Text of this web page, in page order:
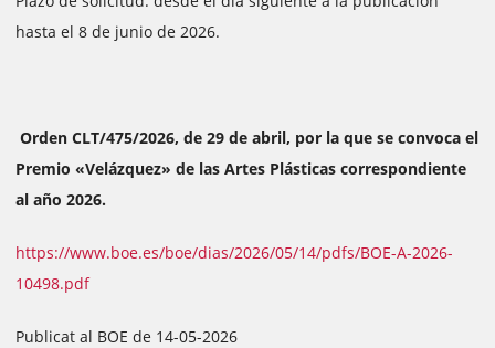
hasta el 8 de junio de 2026.
Orden CLT/475/2026, de 29 de abril, por la que se convoca el
Premio «Velázquez» de las Artes Plásticas correspondiente
al año 2026.
https://www.boe.es/boe/dias/2026/05/14/pdfs/BOE-A-2026-
10498.pdf
Publicat al BOE de 14-05-2026